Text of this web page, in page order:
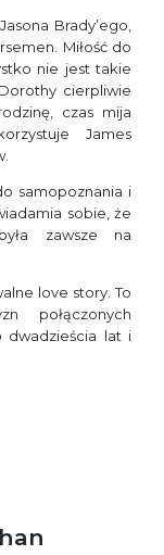
Brady’ego,
Miłość do
nie jest takie
cierpliwie
czas mija
James
samopoznania i
sobie, że
zawsze na
love story. To
połączonych
dwadzieścia lat i